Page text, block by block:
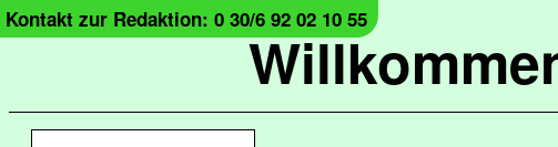
Kontakt zur Redaktion: 0 30/6 92 02 10 55